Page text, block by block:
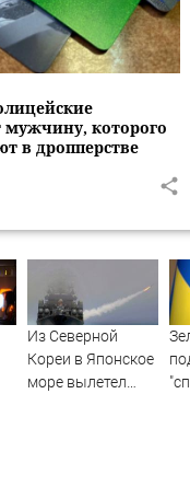
мужчину, которого
в дропперстве
Из Северной
Кореи в Японское
море вылетел